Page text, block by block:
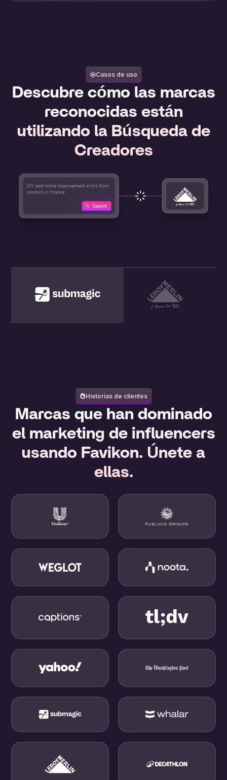
Casos de uso
Descubre cómo las marcas
reconocidas están
utilizando la Búsqueda de
Creadores
Historias de clientes
Marcas que han dominado
el marketing de influencers
usando Favikon. Únete a
ellas.